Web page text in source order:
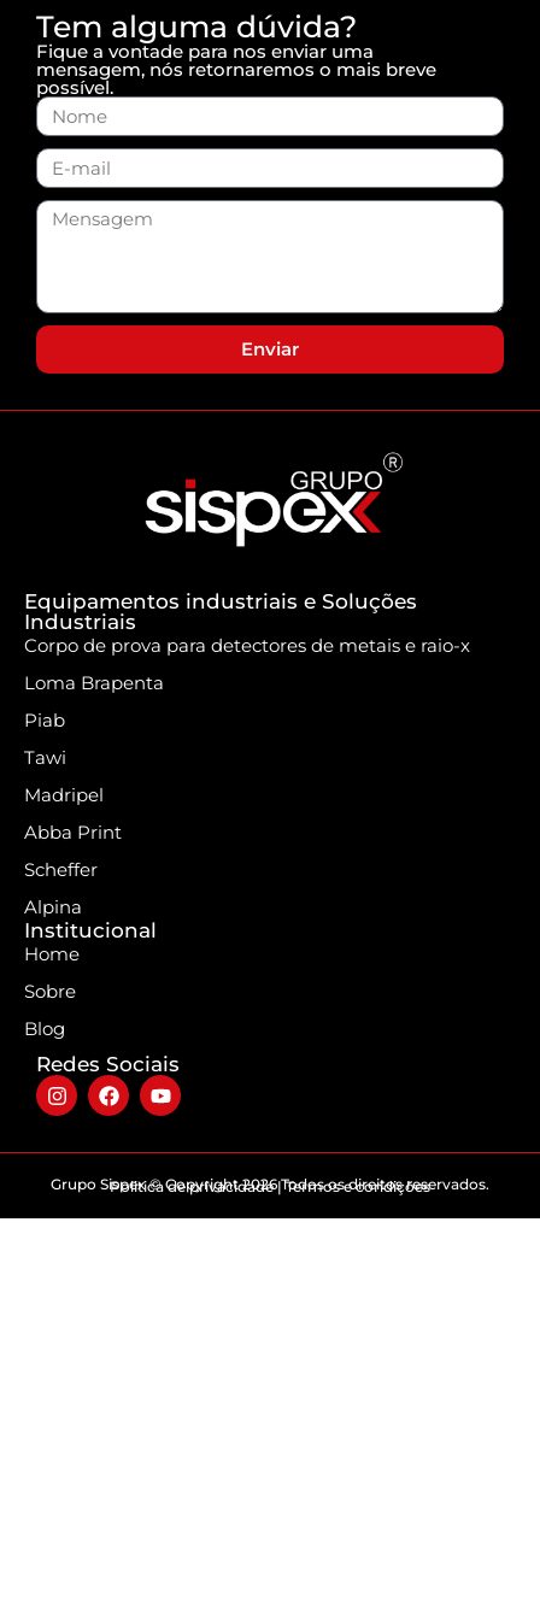
Tem alguma dúvida?
Fique a vontade para nos enviar uma
mensagem, nós retornaremos o mais breve
possível.
Enviar
Equipamentos industriais e Soluções
Industriais
Corpo de prova para detectores de metais e raio-x
Loma Brapenta
Piab
Tawi
Madripel
Abba Print
Scheffer
Alpina
Institucional
Home
Sobre
Blog
Redes Sociais
Grupo Sispex © Copyright 2026 Todos os direitos reservados.
Politica de privacidade | Termos e condições